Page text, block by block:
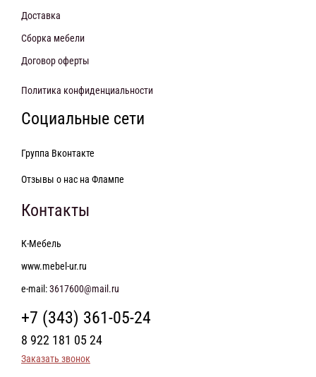
Доставка
Сборка мебели
Договор оферты
Политика конфиденциальности
Социальные сети
Группа Вконтакте
Отзывы о нас на Флампе
Контакты
К-Мебель
www.mebel-ur.ru
e-mail:3617600@mail.ru
+7 (343) 361-05-24
8 922 181 05 24
Заказать звонок